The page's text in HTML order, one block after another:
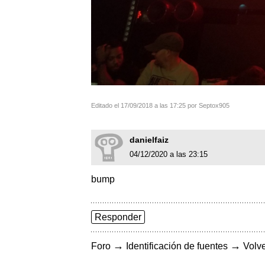
Editado el 17/09/2018 a las 17:25 por Septox905
danielfaiz
04/12/2020 a las 23:15
bump
Responder
Foro → Identificación de fuentes →